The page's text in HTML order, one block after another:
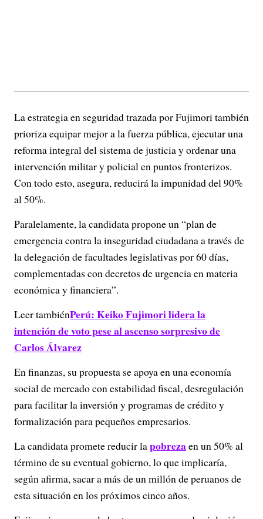
La estrategia en seguridad trazada por Fujimori también
prioriza equipar mejor a la fuerza pública, ejecutar una
reforma integral del sistema de justicia y ordenar una
intervención militar y policial en puntos fronterizos.
Con todo esto, asegura, reducirá la impunidad del 90%
al 50%.
Paralelamente, la candidata propone un “plan de
emergencia contra la inseguridad ciudadana a través de
la delegación de facultades legislativas por 60 días,
complementadas con decretos de urgencia en materia
económica y financiera”.
Leer tambiénPerú: Keiko Fujimori lidera la
intención de voto pese al ascenso sorpresivo de
Carlos Álvarez
En finanzas, su propuesta se apoya en una economía
social de mercado con estabilidad fiscal, desregulación
para facilitar la inversión y programas de crédito y
formalización para pequeños empresarios.
La candidata promete reducir lapobrezaen un 50% al
término de su eventual gobierno, lo que implicaría,
según afirma, sacar a más de un millón de peruanos de
esta situación en los próximos cinco años.